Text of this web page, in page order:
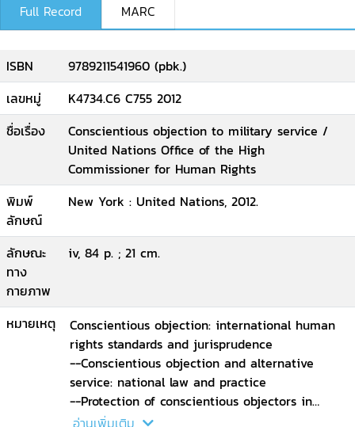
Full Record MARC
ISBN
9789211541960 (pbk.)
เลขหมู่
K4734.C6 C755 2012
ชื่อเรื่อง
Conscientious objection to military service /
United Nations Office of the High
Commissioner for Human Rights
พิมพ์
ลักษณ์
New York : United Nations, 2012.
ลักษณะ
ทาง
กายภาพ
iv, 84 p. ; 21 cm.
หมายเหตุ
Conscientious objection: international human
rights standards and jurisprudence
--Conscientious objection and alternative
service: national law and practice
--Protection of conscientious objectors in
international refugee law
อ่านเพิ่มเติม